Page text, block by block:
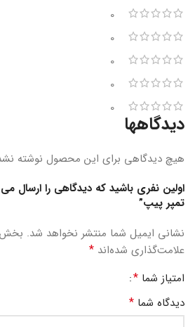
0
0
0
0
0
دیدگاهها
هیچ دیدگاهی برای این محصول نوشته
اولین نفری باشید که دیدگاهی را ارسال
تمپر پیپ”
نشانی ایمیل شما منتشر نخواهد شد.
علامت‌گذاری شده‌اند *
امتیاز شما *
دیدگاه شما *